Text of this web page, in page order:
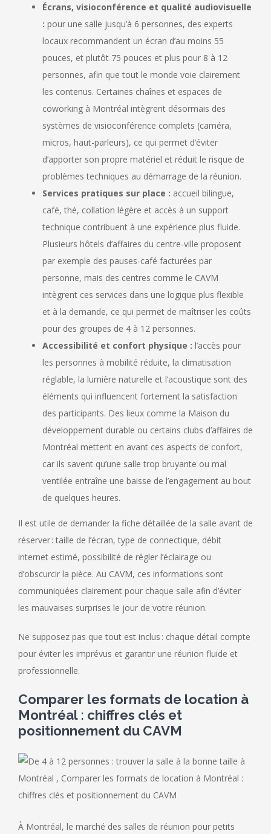
Écrans, visioconférence et qualité audiovisuelle
: pour une salle jusqu’à 6 personnes, des experts
locaux recommandent un écran d’au moins 55
pouces, et plutôt 75 pouces et plus pour 8 à 12
personnes, afin que tout le monde voie clairement
les contenus. Certaines chaînes et espaces de
coworking à Montréal intègrent désormais des
systèmes de visioconférence complets (caméra,
micros, haut-parleurs), ce qui permet d’éviter
d’apporter son propre matériel et réduit le risque de
problèmes techniques au démarrage de la réunion.
Services pratiques sur place : accueil bilingue,
café, thé, collation légère et accès à un support
technique contribuent à une expérience plus fluide.
Plusieurs hôtels d’affaires du centre-ville proposent
par exemple des pauses-café facturées par
personne, mais des centres comme le CAVM
intègrent ces services dans une logique plus flexible
et à la demande, ce qui permet de maîtriser les coûts
pour des groupes de 4 à 12 personnes.
Accessibilité et confort physique : l’accès pour
les personnes à mobilité réduite, la climatisation
réglable, la lumière naturelle et l’acoustique sont des
éléments qui influencent fortement la satisfaction
des participants. Des lieux comme la Maison du
développement durable ou certains clubs d’affaires de
Montréal mettent en avant ces aspects de confort,
car ils savent qu’une salle trop bruyante ou mal
ventilée entraîne une baisse de l’engagement au bout
de quelques heures.
Il est utile de demander la fiche détaillée de la salle avant de
réserver : taille de l’écran, type de connectique, débit
internet estimé, possibilité de régler l’éclairage ou
d’obscurcir la pièce. Au CAVM, ces informations sont
communiquées clairement pour chaque salle afin d’éviter
les mauvaises surprises le jour de votre réunion.
Ne supposez pas que tout est inclus : chaque détail compte
pour éviter les imprévus et garantir une réunion fluide et
professionnelle.
Comparer les formats de location à
Montréal : chiffres clés et
positionnement du CAVM
À Montréal, le marché des salles de réunion pour petits